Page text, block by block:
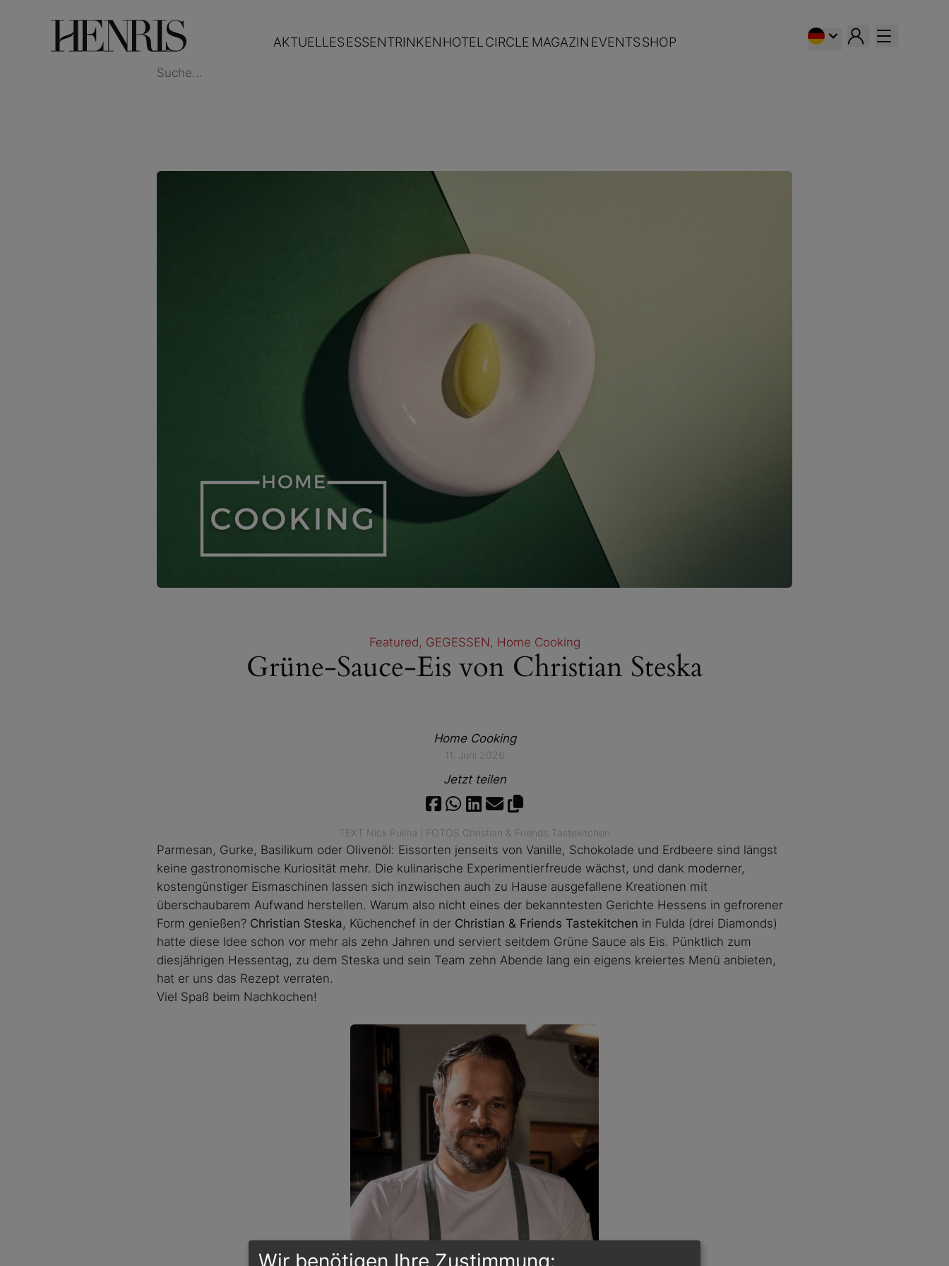
AKTUELLESESSENTRINKENHOTELCIRCLE MAGAZIN EVENTSSHOP
Featured, GEGESSEN, Home Cooking
Grüne-Sauce-Eis von Christian Steska
Home Cooking
11. Juni 2026
Jetzt teilen
TEXT Nick Pulina | FOTOS Christian & Friends Tastekitchen
Parmesan, Gurke, Basilikum oder Olivenöl: Eissorten jenseits von Vanille, Schokolade und Erdbeere sind längst
keine gastronomische Kuriosität mehr. Die kulinarische Experimentierfreude wächst, und dank moderner,
kostengünstiger Eismaschinen lassen sich inzwischen auch zu Hause ausgefallene Kreationen mit
überschaubarem Aufwand herstellen. Warum also nicht eines der bekanntesten Gerichte Hessens in gefrorener
Form genießen? Christian Steska, Küchenchef in der Christian & Friends Tastekitchen in Fulda (drei Diamonds)
hatte diese Idee schon vor mehr als zehn Jahren und serviert seitdem Grüne Sauce als Eis. Pünktlich zum
diesjährigen Hessentag, zu dem Steska und sein Team zehn Abende lang ein eigens kreiertes Menü anbieten,
hat er uns das Rezept verraten.
Viel Spaß beim Nachkochen!